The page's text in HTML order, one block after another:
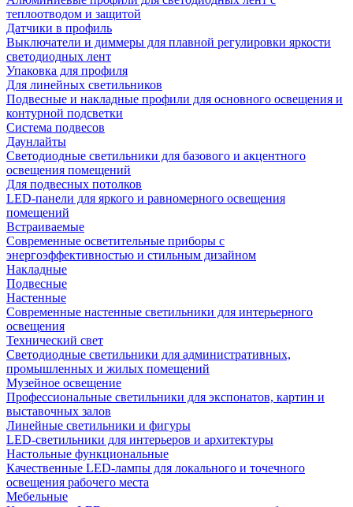
теплоотводом и защитой
Датчики в профиль
Выключатели и диммеры для плавной регулировки яркости
светодиодных лент
Упаковка для профиля
Для линейных светильников
Подвесные и накладные профили для основного освещения и
контурной подсветки
Система подвесов
Даунлайты
Светодиодные светильники для базового и акцентного
освещения помещений
Для подвесных потолков
LED-панели для яркого и равномерного освещения
помещений
Встраиваемые
Современные осветительные приборы с
энергоэффективностью и стильным дизайном
Накладные
Подвесные
Настенные
Современные настенные светильники для интерьерного
освещения
Технический свет
Светодиодные светильники для административных,
промышленных и жилых помещений
Музейное освещение
Профессиональные светильники для экспонатов, картин и
выставочных залов
Линейные светильники и фигуры
LED-светильники для интерьеров и архитектуры
Настольные функциональные
Качественные LED-лампы для локального и точечного
освещения рабочего места
Мебельные